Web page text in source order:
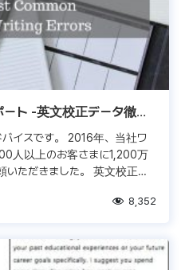
ト -英文校正データ徹底
イスです。 2016年、当社ワ
人以上のお客さまに1,200万
ただきました。 英文校正ワ
8,352